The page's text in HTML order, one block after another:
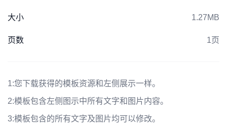
大小 1.27MB
页数 1页
1:您下载获得的模板资源和左侧展示一样。
2:模板包含左侧图示中所有文字和图片内容。
3:模板包含的所有文字及图片均可以修改。